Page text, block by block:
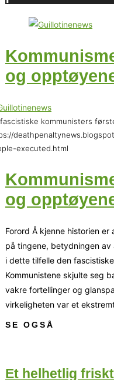
og
kommunisters
executed.html
og
Forord Å kjenne historien
på tingene, betydningen
i dette tilfelle den
Kommunistene skjulte seg
vakre fortellinger og
virkeligheten var et
SE OGSÅ
Et helhetlig